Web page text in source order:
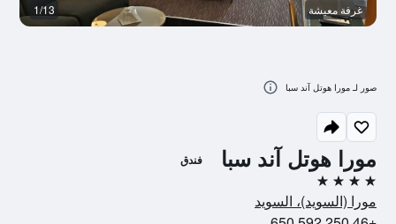
مورا هوتل آند سبا فندق
4 نجوم
مورا (السويد)، السويد
غرفة معيشة 1/13
صور لـ مورا هوتل آند سبا